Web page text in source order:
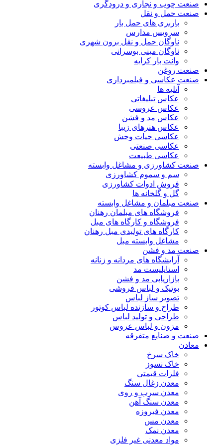
صنعت چوب و نجاری و درودگری
صنعت حمل و نقل
باربری های حمل بار
سرویس مدارس
ناوگان حمل و نقل برون شهری
ناوگان مینی بوسرانی
وانت بار کرایه
صنعت روغن
صنعت عکاسی و فیلمبرداری
آتلیه ها
عکاس تبلیغاتی
عکاس عروسی
عکاس مد و فشن
عکاس هنرهای زیبا
عکاسی حیات وحش
عکاسی صنعتی
عکاسی طبیعت
صنعت کشاورزی و مشاغل وابسته
سم و سموم کشاورزی
فروش ادوات کشاورزی
گل و گلخانه ها
صنعت مبلمان و مشاغل وابسته
فروشگاه های مبلمان رهنان
فروشگاه و کارگاه های مبل
کارگاه های تولیدی مبل رهنان
مشاغل وابسته مبل
صنعت مد و فشن
آرایشگاه های مردانه و زنانه
استایلیست مد
بازاریابی مد و فشن
بوتیک و لباس فروشی
تصویر ساز لباس
طراح و سازنده لباس کوتور
طراحی و تولید لباس
مزون و لباس عروس
صنعت و صنایع متفرقه
معادن
خاک سرخ
خاک نسوز
فلزات قیمتی
معدن زغال سنگ
معدن سرب و روی
معدن سنگ آهن
معدن فیروزه
معدن مس
معدن نمک
مواد معدنی غیر فلزی